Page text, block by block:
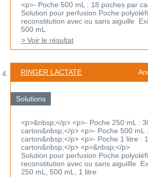
<p>- Poche 500 mL : 18 poches par
Solution pour perfusion Poche
reconstitution avec ou sans aiguille
500 mL
> Voir le résultat
RINGER LACTATE
Solutions
<p>&nbsp;</p> <p>- Poche 250 mL :
carton&nbsp;</p> <p>- Poche 500 mL
carton&nbsp;</p> <p>- Poche 1 litre :
carton&nbsp;</p> <p>&nbsp;</p>
Solution pour perfusion Poche
reconstitution avec ou sans aiguillle
250 mL, 500 mL, 1 litre